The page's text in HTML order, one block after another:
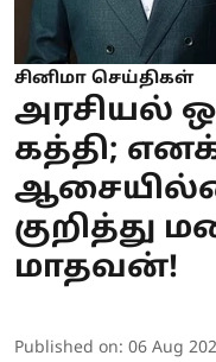
சினிமா செய்திகள்
அரசியல்
கத்தி;
குறித்து
மாதவன்!
Published on: 06 Aug